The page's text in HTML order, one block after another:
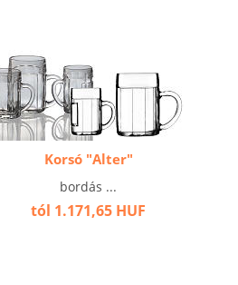
Korsó "Alter"
bordás ...
tól 1.171,65 HUF